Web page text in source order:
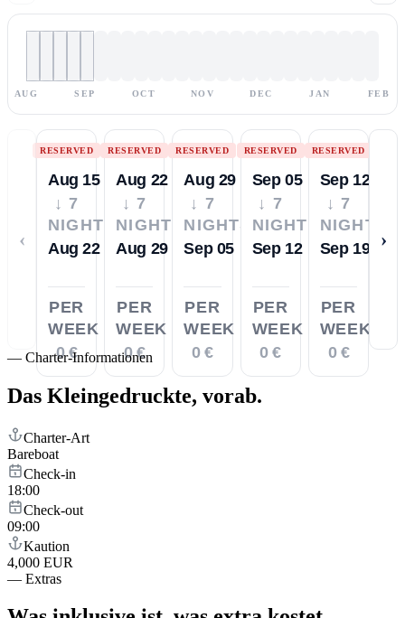
AUG SEP OCT NOV DEC JAN FEB
‹
RESERVED
Aug 15
↓ 7
NIGHTS
Aug 22
PER
WEEK
0 €
RESERVED
Aug 22
↓ 7
NIGHTS
Aug 29
PER
WEEK
0 €
RESERVED
Aug 29
↓ 7
NIGHTS
Sep 05
PER
WEEK
0 €
RESERVED
Sep 05
↓ 7
NIGHTS
Sep 12
PER
WEEK
0 €
RESERVED
Sep 12
↓ 7
NIGHTS
Sep 19
PER
WEEK
0 €
›
— Charter-Informationen
Das Kleingedruckte, vorab.
Charter-Art
Bareboat
Check-in
18:00
Check-out
09:00
Kaution
4,000 EUR
— Extras